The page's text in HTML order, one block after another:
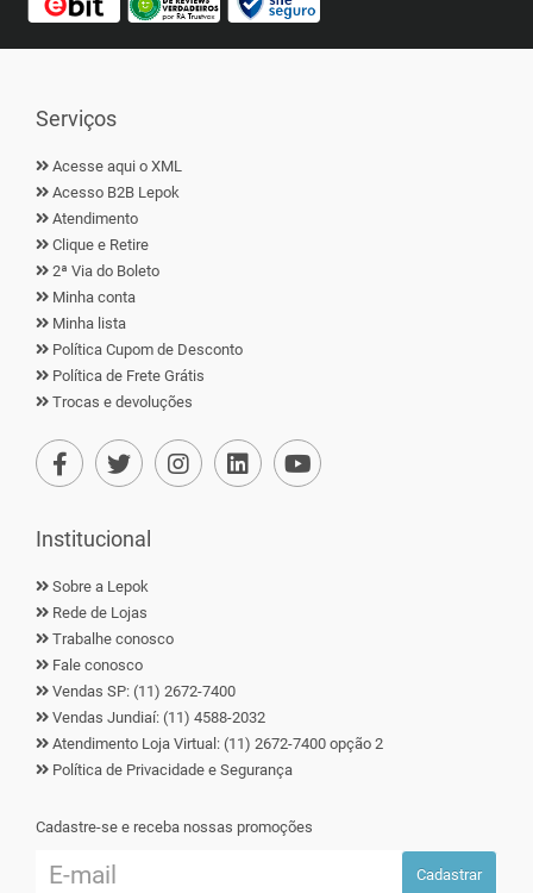
Serviços
Acesse aqui o XML
Acesso B2B Lepok
Atendimento
Clique e Retire
2ª Via do Boleto
Minha conta
Minha lista
Política Cupom de Desconto
Política de Frete Grátis
Trocas e devoluções
Institucional
Sobre a Lepok
Rede de Lojas
Trabalhe conosco
Fale conosco
Vendas SP: (11) 2672-7400
Vendas Jundiaí: (11) 4588-2032
Atendimento Loja Virtual: (11) 2672-7400 opção 2
Política de Privacidade e Segurança
Cadastre-se e receba nossas promoções
Cadastrar